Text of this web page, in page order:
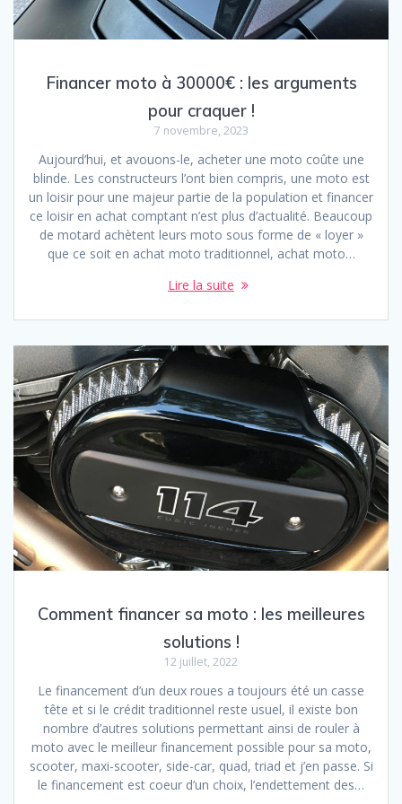
Financer moto à 30000€ : les arguments
pour craquer !
7 novembre, 2023
Aujourd’hui, et avouons-le, acheter une moto coûte une
blinde. Les constructeurs l’ont bien compris, une moto est
un loisir pour une majeur partie de la population et financer
ce loisir en achat comptant n’est plus d’actualité. Beaucoup
de motard achètent leurs moto sous forme de « loyer »
que ce soit en achat moto traditionnel, achat moto…
Lire la suite
Comment financer sa moto : les meilleures
solutions !
12 juillet, 2022
Le financement d’un deux roues a toujours été un casse
tête et si le crédit traditionnel reste usuel, il existe bon
nombre d’autres solutions permettant ainsi de rouler à
moto avec le meilleur financement possible pour sa moto,
scooter, maxi-scooter, side-car, quad, triad et j’en passe. Si
le financement est coeur d’un choix, l’endettement des…